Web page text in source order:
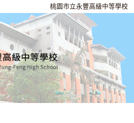
桃園市立永豐高級中等學校